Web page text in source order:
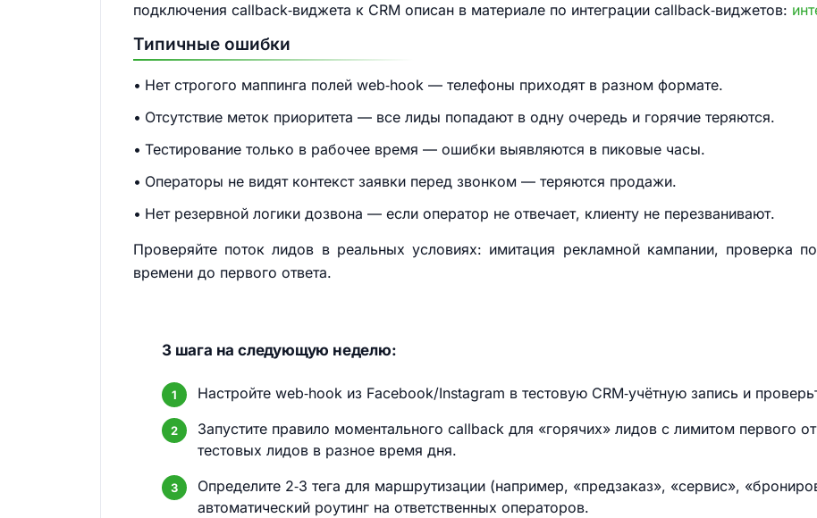
подключения callback‑виджета к CRM описан в материале по интеграции callback‑виджетов:
Типичные ошибки
Нет строгого маппинга полей web‑hook — телефоны приходят в разном формате.
Отсутствие меток приоритета — все лиды попадают в одну очередь и горячие теряются.
Тестирование только в рабочее время — ошибки выявляются в пиковые часы.
Операторы не видят контекст заявки перед звонком — теряются продажи.
Нет резервной логики дозвона — если оператор не отвечает, клиенту не перезванивают.
Проверяйте поток лидов в реальных условиях: имитация рекламной кампании, проверка
времени до первого ответа.
3 шага на следующую неделю:
Настройте web‑hook из Facebook/Instagram в тестовую CRM‑учётную запись и
Запустите правило моментального callback для «горячих» лидов с лимитом первого
тестовых лидов в разное время дня.
Определите 2‑3 тега для маршрутизации (например, «предзаказ», «сервис»,
автоматический роутинг на ответственных операторов.